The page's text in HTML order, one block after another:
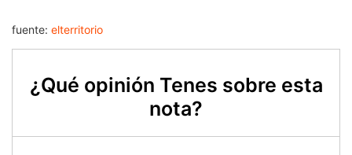
fuente: elterritorio
¿Qué opinión Tenes sobre esta
nota?